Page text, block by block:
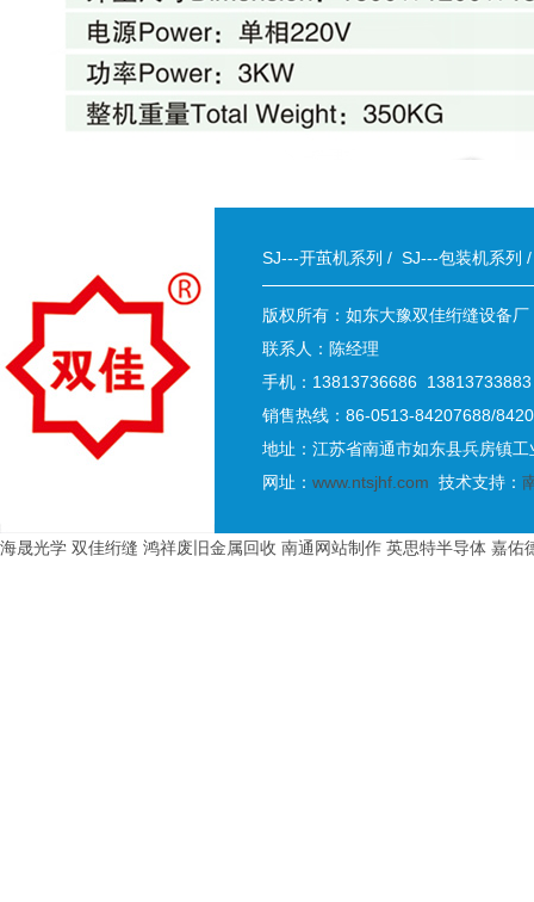
SJ---开茧机系列 / SJ---包装机系列
版权所有：如东大豫双佳绗缝设备厂
联系人：陈经理
手机：13813736686 13813733883
销售热线：86-0513-84207688/
地址：江苏省南通市如东县兵房镇
网址： www.ntsjhf.com 技术支持：
海晟光学 双佳绗缝 鸿祥废旧金属回收 南通网站制作 英思特半导体 嘉佑